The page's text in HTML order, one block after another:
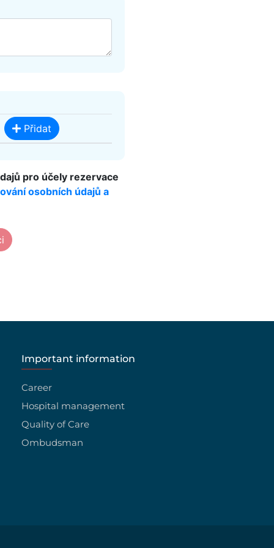
Important information
Career
Hospital management
Quality of Care
Ombudsman